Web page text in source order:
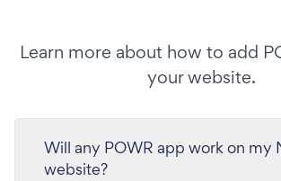
Learn more about how to add
your website.
Will any POWR app work on my
website?